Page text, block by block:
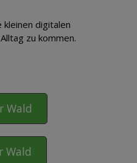
digitalen
zu kommen.
Wald
Wald